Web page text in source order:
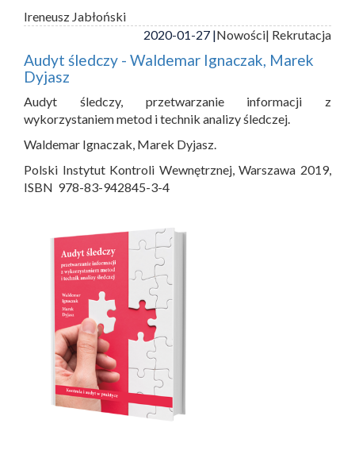
Ireneusz Jabłoński
2020-01-27 |Nowości| Rekrutacja
Audyt śledczy - Waldemar Ignaczak, Marek
Dyjasz
Audyt śledczy, przetwarzanie informacji z
wykorzystaniem metod i technik analizy śledczej.
Waldemar Ignaczak, Marek Dyjasz.
Polski Instytut Kontroli Wewnętrznej, Warszawa 2019,
ISBN 978-83-942845-3-4